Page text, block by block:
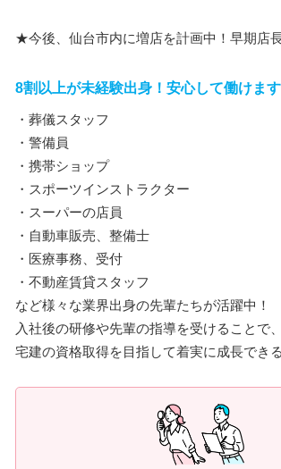
★今後、仙台市内に増店を計画中！早期店
8割以上が未経験出身！安心して働けま
・葬儀スタッフ
・警備員
・携帯ショップ
・スポーツインストラクター
・スーパーの店員
・自動車販売、整備士
・医療事務、受付
・不動産賃貸スタッフ
など様々な業界出身の先輩たちが活躍中！
入社後の研修や先輩の指導を受けることで
宅建の資格取得を目指して着実に成長でき